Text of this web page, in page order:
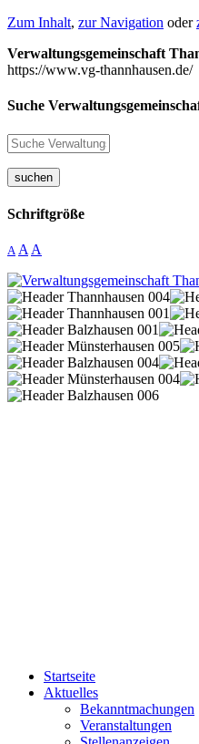
Zum Inhalt, zur Navigation oder
Verwaltungsgemeinschaft
https://www.vg-thannhausen.de/
Suche
suchen
Schriftgröße
A A A
Startseite
Aktuelles
Bekanntmachungen
Veranstaltungen